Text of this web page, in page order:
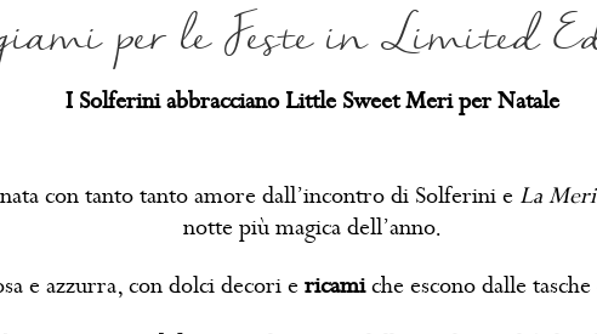
per le Feste in Limited
I Solferini abbracciano Little Sweet Meri per Natale
con tanto tanto amore dall’incontro di Solferini e La
notte più magica dell’anno.
e azzurra, con dolci decori e ricamiche escono dalle